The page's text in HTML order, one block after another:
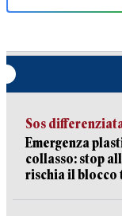
Sos
Emergenza
collasso: stop
rischia il blocco